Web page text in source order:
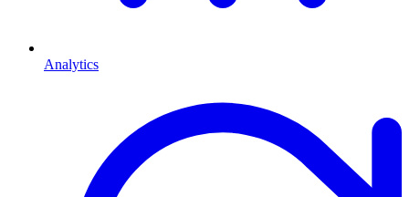
Analytics